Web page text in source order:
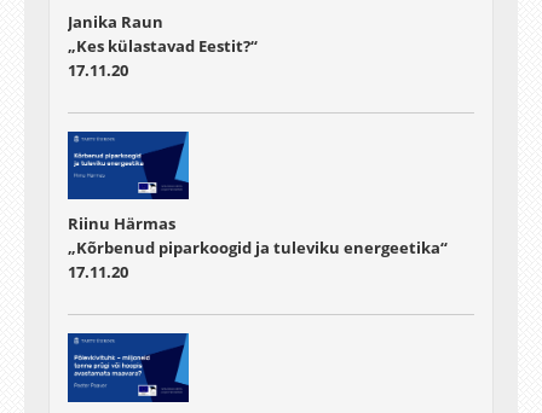
Janika Raun
„Kes külastavad Eestit?“
17.11.20
Riinu Härmas
„Kõrbenud piparkoogid ja tuleviku energeetika“
17.11.20